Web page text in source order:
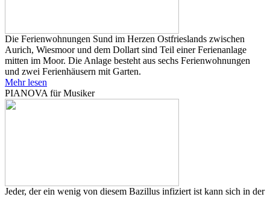
Die Ferienwohnungen Sund im Herzen Ostfrieslands zwischen
Aurich, Wiesmoor und dem Dollart sind Teil einer Ferienanlage
mitten im Moor. Die Anlage besteht aus sechs Ferienwohnungen
und zwei Ferienhäusern mit Garten.
Mehr lesen
PIANOVA für Musiker
Jeder, der ein wenig von diesem Bazillus infiziert ist kann sich in der